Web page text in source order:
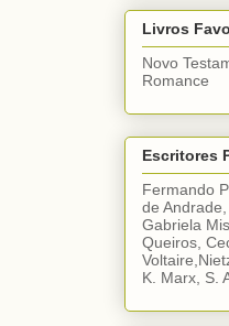
Livros
Novo
Romance
Escritores
Fermando
de
Gabriela
Queiros,
K. Marx, S.